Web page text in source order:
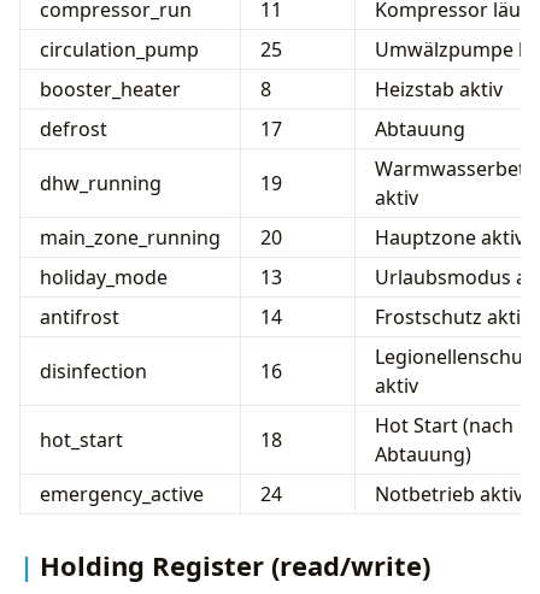
compressor_run
11
Kompressor läuft
circulation_pump
25
Umwälzpumpe
booster_heater
8
Heizstab aktiv
defrost
17 Abtauung
dhw_running 19
aktiv
main_zone_running
20
Hauptzone aktiv
holiday_mode
13
Urlaubsmodus
antifrost
14 Frostschutz aktiv
disinfection 16
Legionellenschutz
aktiv
hot_start 18
Hot Start (nach
Abtauung)
emergency_active
24 Notbetrieb aktiv
Holding Register (read/write)